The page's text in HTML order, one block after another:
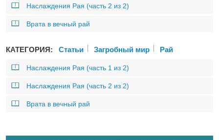
Наслаждения Рая (часть 2 из 2)
Врата в вечный рай
КАТЕГОРИЯ: Статьи Загробный мир Рай
Наслаждения Рая (часть 1 из 2)
Наслаждения Рая (часть 2 из 2)
Врата в вечный рай